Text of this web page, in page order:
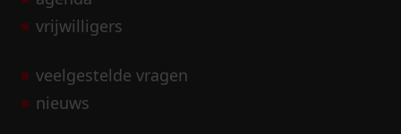
vrijwilligers
veelgestelde vragen
nieuws